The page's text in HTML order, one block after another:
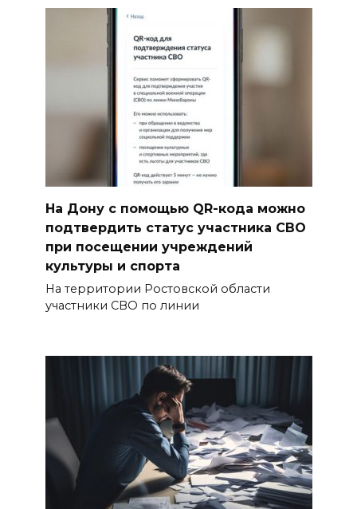
На Дону с помощью QR-кода можно
подтвердить статус участника СВО
при посещении учреждений
культуры и спорта
На территории Ростовской области
участники СВО по линии